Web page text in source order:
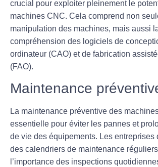
crucial pour exploiter pleinement le
machines CNC. Cela comprend non
manipulation des machines, mais aussi
compréhension des logiciels de
ordinateur (CAO) et de fabrication
(FAO).
Maintenance
La maintenance préventive des
essentielle pour éviter les pannes et
de vie des équipements. Les entreprises
des calendriers de maintenance
l’importance des inspections